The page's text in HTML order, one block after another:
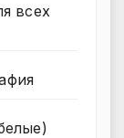
всех